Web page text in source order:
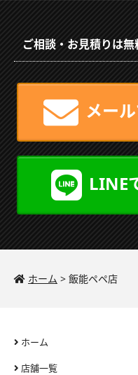
ご相談・お見積りは
メー
LINE
ホーム > 飯能ペペ店
ホーム
店舗一覧